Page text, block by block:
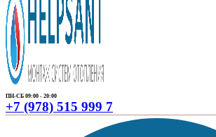
ПН-СБ 09:00 - 20:00
+7 (978) 515 999 7